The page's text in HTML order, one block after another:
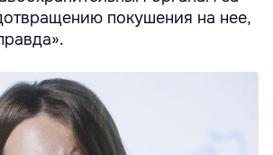
покушения на нее,